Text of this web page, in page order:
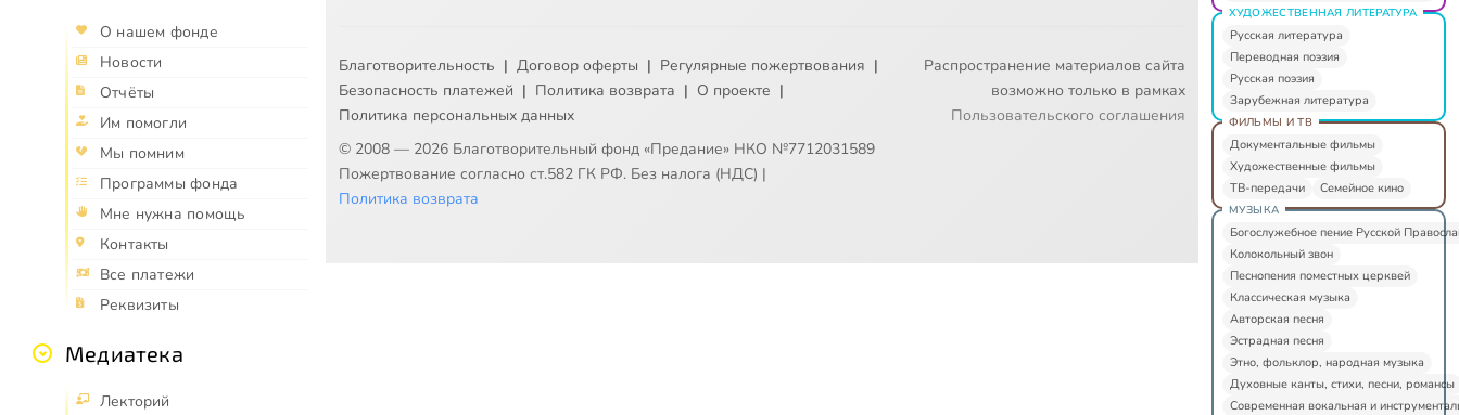
О нашем фонде
Новости
Отчёты
Им помогли
Мы помним
Программы фонда
Мне нужна помощь
Контакты
Все платежи
Реквизиты
Медиатека
Лекторий
Благотворительность | Договор оферты | Регулярные пожертвования |
Безопасность платежей | Политика возврата | О проекте |
Политика персональных данных
© 2008 — 2026 Благотворительный фонд «Предание» НКО №7712031589
Пожертвование согласно ст.582 ГК РФ. Без налога (НДС) |
Политика возврата
Распространение материалов сайта
возможно только в рамках
Пользовательского соглашения
ХУДОЖЕСТВЕННАЯ ЛИТЕРАТУРА
Русская литература
Переводная поэзия
Русская поэзия
Зарубежная литература
ФИЛЬМЫ И ТВ
Документальные фильмы
Художественные фильмы
ТВ-передачи
Семейное кино
МУЗЫКА
Богослужебное пение Русской
Колокольный звон
Песнопения поместных церквей
Классическая музыка
Авторская песня
Эстрадная песня
Этно, фольклор, народная музыка
Духовные канты, стихи, песни, романсы
Современная вокальная и